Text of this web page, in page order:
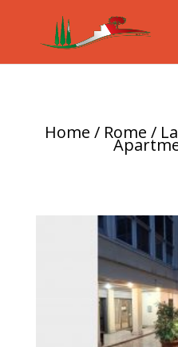
Home / Rome /